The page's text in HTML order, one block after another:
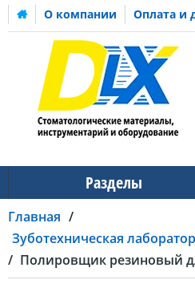
О компании Оплата и
Разделы
Главная
Зуботехническая
Полировщик резиновый